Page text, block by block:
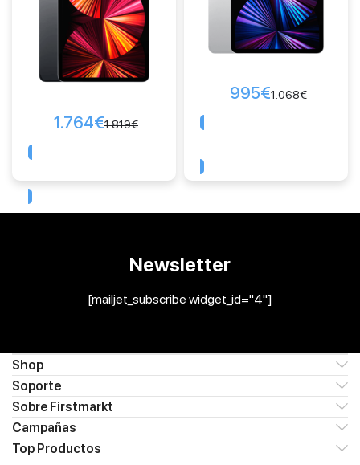
1.819€
1.764€
1.068€
995€
Newsletter
[mailjet_subscribe widget_id="4"]
Shop
Soporte
Sobre Firstmarkt
Campañas
Top Productos